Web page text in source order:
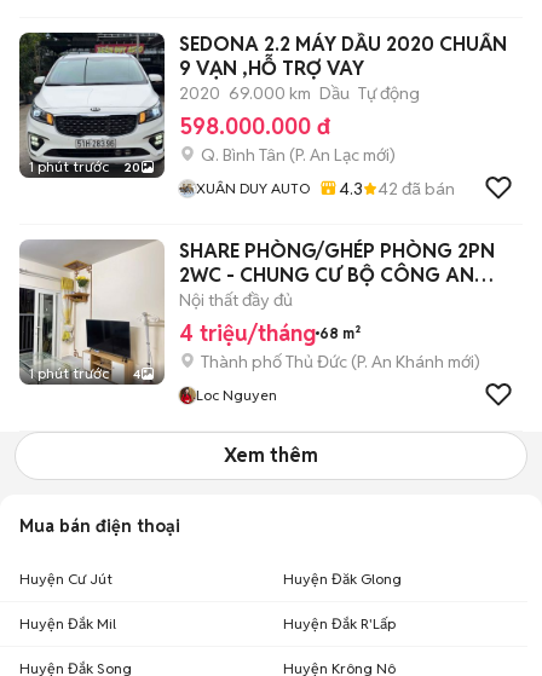
1 phút trước 20
SEDONA 2.2 MÁY DẦU 2020 CHUẨN
9 VẠN ,HỖ TRỢ VAY
2020 69.000 km Dầu Tự động
598.000.000 đ
Q. Bình Tân (P. An Lạc mới)
XUÂN DUY AUTO 4.3 42 đã bán
1 phút trước 4
SHARE PHÒNG/GHÉP PHÒNG 2PN
2WC - CHUNG CƯ BỘ CÔNG AN
QUẬN 2
Nội thất đầy đủ
4 triệu/tháng 68 m²
Thành phố Thủ Đức (P. An Khánh mới)
Loc Nguyen
Xem thêm
Mua bán điện thoại
Huyện Cư Jút Huyện Đăk Glong
Huyện Đắk Mil Huyện Đắk R'Lấp
Huyện Đắk Song Huyện Krông Nô